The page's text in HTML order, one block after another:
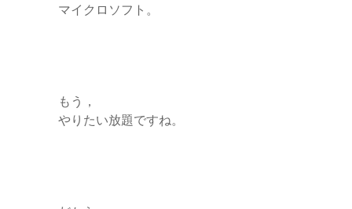
マイクロソフト。
もう，
やりたい放題ですね。